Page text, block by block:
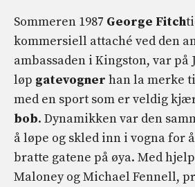
Sommeren 1987 George Fitch
kommersiell attaché ved den
ambassaden i Kingston, var på
løp gatevogner han la merke
med en sport som er veldig
bob. Dynamikken var den
å løpe og skled inn i vogna for
bratte gatene på øya. Med
Maloney og Michael Fennell,